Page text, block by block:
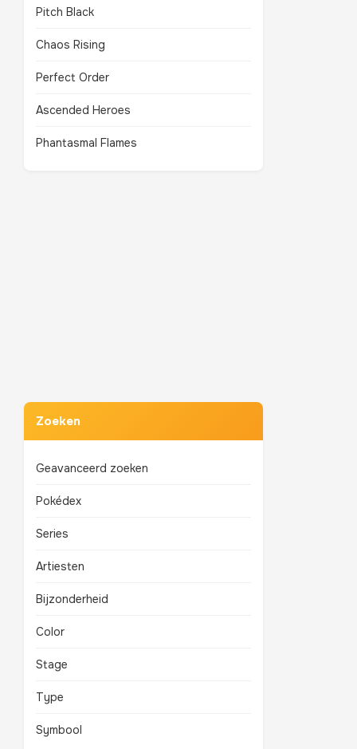
Pitch Black
Chaos Rising
Perfect Order
Ascended Heroes
Phantasmal Flames
Zoeken
Geavanceerd zoeken
Pokédex
Series
Artiesten
Bijzonderheid
Color
Stage
Type
Symbool